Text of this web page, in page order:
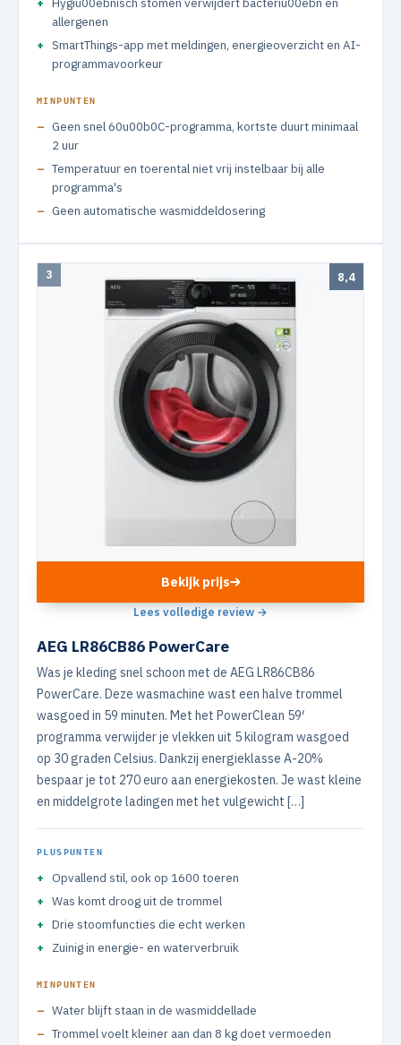
allergenen
SmartThings-app met meldingen, energieoverzicht en AI-
programmavoorkeur
MINPUNTEN
Geen snel 60u00b0C-programma, kortste duurt minimaal
2 uur
Temperatuur en toerental niet vrij instelbaar bij alle
programma's
Geen automatische wasmiddeldosering
3 8,4
Bekijk prijs
Lees volledige review →
AEG LR86CB86 PowerCare
Was je kleding snel schoon met de AEG LR86CB86
PowerCare. Deze wasmachine wast een halve trommel
wasgoed in 59 minuten. Met het PowerClean 59′
programma verwijder je vlekken uit 5 kilogram wasgoed
op 30 graden Celsius. Dankzij energieklasse A-20%
bespaar je tot 270 euro aan energiekosten. Je wast kleine
en middelgrote ladingen met het vulgewicht […]
PLUSPUNTEN
Opvallend stil, ook op 1600 toeren
Was komt droog uit de trommel
Drie stoomfuncties die echt werken
Zuinig in energie- en waterverbruik
MINPUNTEN
Water blijft staan in de wasmiddellade
Trommel voelt kleiner aan dan 8 kg doet vermoeden